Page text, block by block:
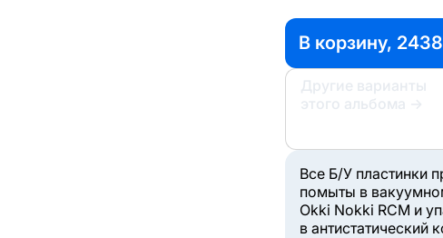
В корзину,
Другие варианты
этого альбома
→
Все Б/У пластинки
помыты в
Okki Nokki RCM и
в антистатический